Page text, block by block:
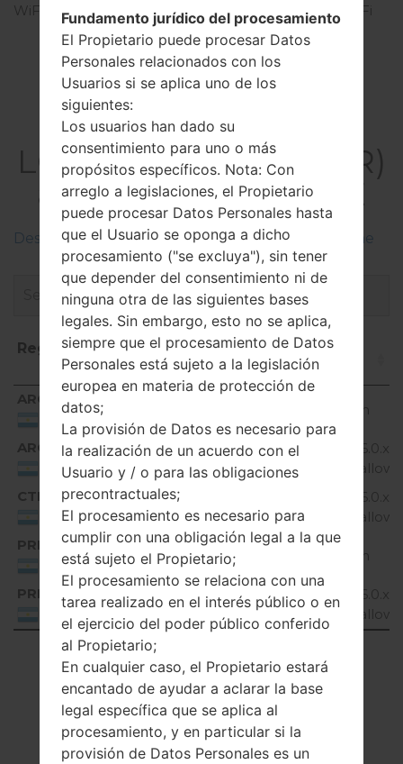
WiFi
Wi-Fi 802.11 a/b/g/n, Wi-Fi
Direct, hotspot
El Firmware
LGH635AR(LGH635AR)
akaLG G4 Stylus LTE
Descripciones de regiones firmwares de LG Phone
Región Nombre de archivo OS
Región Nombre de archivo OS
ARG
Argentina
Unknown
ARG
Argentina
H635AR20a_00_0923.kdz
Android 6.0.x
Marshmallow
CTI
Argentina
H635AR20a_00_1110.kdz
Android 6.0.x
Marshmallow
PRN
Argentina
H635AR10b_02.kdz Unknown
PRN
Argentina
H635AR20a_00_1020.kdz
Android 6.0.x
Marshmallow
Showing 1 to 5 of 5 entries
Previous 1 Next
Fundamento jurídico del procesamiento
El Propietario puede procesar Datos
Personales relacionados con los
Usuarios si se aplica uno de los
siguientes:
Los usuarios han dado su
consentimiento para uno o más
propósitos específicos. Nota: Con
arreglo a legislaciones, el Propietario
puede procesar Datos Personales hasta
que el Usuario se oponga a dicho
procesamiento ("se excluya"), sin tener
que depender del consentimiento ni de
ninguna otra de las siguientes bases
legales. Sin embargo, esto no se aplica,
siempre que el procesamiento de Datos
Personales está sujeto a la legislación
europea en materia de protección de
datos;
La provisión de Datos es necesario para
la realización de un acuerdo con el
Usuario y / o para las obligaciones
precontractuales;
El procesamiento es necesario para
cumplir con una obligación legal a la que
está sujeto el Propietario;
El procesamiento se relaciona con una
tarea realizado en el interés público o en
el ejercicio del poder público conferido
al Propietario;
En cualquier caso, el Propietario estará
encantado de ayudar a aclarar la base
legal específica que se aplica al
procesamiento, y en particular si la
provisión de Datos Personales es un